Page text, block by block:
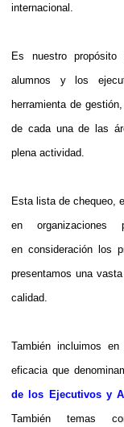
internacional.
Es nuestro
alumnos y los
herramienta de
de cada una de las
plena actividad.
Esta lista de chequeo,
en organizaciones
en consideración los
presentamos una
calidad.
También incluimos
eficacia que
de los Ejecutivos y
También temas